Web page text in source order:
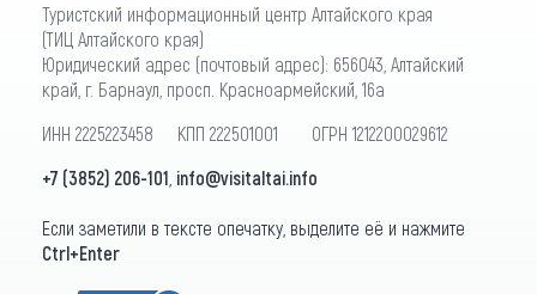
Туристский информационный центр Алтайского края
(ТИЦ Алтайского края)
Юридический адрес (почтовый адрес): 656043, Алтайский
край, г. Барнаул, просп. Красноармейский, 16а
ИНН 2225223458 КПП 222501001 ОГРН 1212200029612
+7 (3852) 206-101 info@visitaltai.info
Если заметили в тексте опечатку, выделите её и нажмите
Ctrl+Enter